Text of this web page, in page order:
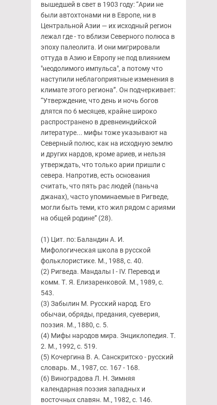
вышедшей в свет в 1903 году: “Арии не
были автохтонами ни в Европе, ни в
Центральной Азии — их исходный регион
лежал где - то вблизи Северного полюса в
эпоху палеолита. И они мигрировали
оттуда в Азию и Европу не под влиянием
"неодолимого импульса", а потому что
наступили неблагоприятные изменения в
климате этого региона”. Он подчеркивает:
“Утверждение, что день и ночь богов
длятся по 6 месяцев, крайне широко
распространено в древнеиндийской
литературе... мифы тоже указывают на
Северный полюс, как на исходную землю
и других нардов, кроме ариев, и нельзя
утверждать, что только арии пришли с
севера. Напротив, есть основания
считать, что пять рас людей (паньча
джанах), часто упоминаемые в Ригведе,
могли быть теми, кто жил рядом с ариями
на общей родине” (28).
(1) Цит. по: Баландин А. И.
Мифологическая школа в русской
фольклористике. М., 1988, с. 40.
(2) Ригведа. Мандалы I - IV. Перевод и
комм. Т. Я. Елизаренковой. М., 1989, с.
543.
(3) Забылин М. Русский народ. Его
обычаи, обряды, предания, суеверия,
поэзия. М., 1880, с. 5.
(4) Мифы народов мира. Энциклопедия. Т.
2. М., 1992, с. 519.
(5) Кочергина В. А. Санскритско - русский
словарь. М., 1987, сс. 167 - 168.
(6) Виноградова Л. Н. Зимняя
календарная поэзия западных и
восточных славян. М., 1982, с. 146.